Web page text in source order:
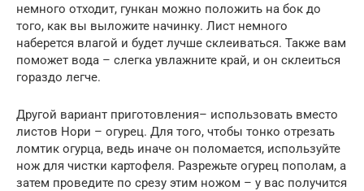
немного отходит, гункан можно положить на бок до
того, как вы выложите начинку. Лист немного
наберется влагой и будет лучше склеиваться. Также вам
поможет вода – слегка увлажните край, и он склеиться
гораздо легче.
Другой вариант приготовления– использовать вместо
листов Нори – огурец. Для того, чтобы тонко отрезать
ломтик огурца, ведь иначе он поломается, используйте
нож для чистки картофеля. Разрежьте огурец пополам, а
затем проведите по срезу этим ножом – у вас получится